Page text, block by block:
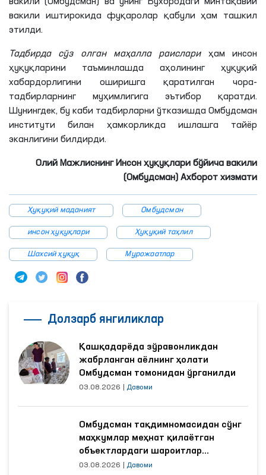
вакили иштирокида фуқаролар қабули ҳам ташкил
этилди.
Тадбирда сўз олган маҳалла раислари ҳам инсон
ҳуқуқларини таъминлашда аҳолининг ҳуқуқий
хабардорлигини оширишга қаратилган чора-
тадбирларнинг муҳимлигига эътибор қаратди.
Шунингдек, бу каби тадбирларни ўтказишда Омбудсман
институти билан ҳамкорликда ишлашга тайёр
эканлигини билдирди.
Олий Мажлиснинг Инсон ҳуқуқлари бўйича вакили
(Омбудсман) Ахборот хизмати
Ҳуқуқий маданият Омбудсман
инсон ҳуқуқлари Ҳуқуқий таҳлил
Шахсий ҳуқуқ Мурожаатлар
Долзарб янгиликлар
Қашқадарёда зўравонликдан
жабрланган аёлнинг ҳолати
Омбудсман томонидан ўрганилди
03.08.2026 Давоми
Омбудсман тақдимномасидан сўнг
маҳкумлар меҳнат қилаётган
объектлардаги шароитлар
яхшиланди
03.08.2026 Давоми